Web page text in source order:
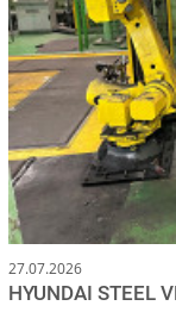
27.07.2026
HYUNDAI STEEL